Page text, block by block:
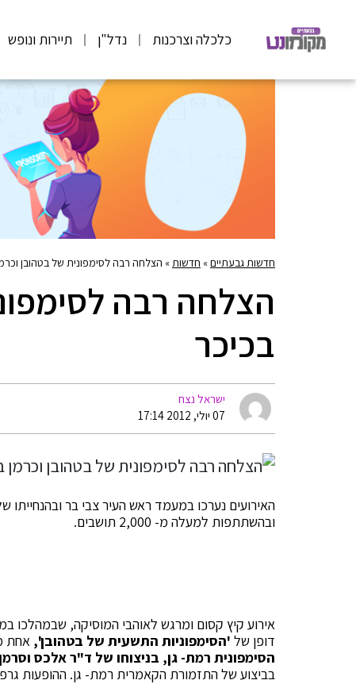
כלכלה וצרכנות נדל"ן תיירות ונופש
חדשות גבעתיים» חדשות » הצלחה רבה לסימפונית של בטהובן
הצלחה רבה
בכיכר
ישראל נצח
07 יולי, 2012 17:14
האירועים נערכו במעמד ראש העיר צבי בר ובהנחייתו
ובהשתתפות למעלה מ- 2,000 תושבים.
אירוע קיץ קסום ומרגש לאוהבי המוסיקה, שבמהלכו
דופן של 'הסימפוניות התשעית של בטהובן', אחת
הסימפונית רמת- גן, בניצוחו של ד"ר אלכס
בביצוע של התזמורת הקאמרית רמת- גן. ההופעות